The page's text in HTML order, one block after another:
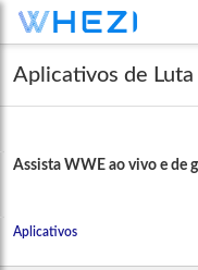
Aplicativos de Luta
Assista WWE ao vivo e de
Aplicativos